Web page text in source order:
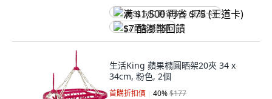
满 $1,500 再省 $75 (王道卡)
$7 酷澎幣回饋
生活King 蘋果橢圓晒架20夾 34 x
34cm, 粉色, 2個
首購折扣價 40%$177